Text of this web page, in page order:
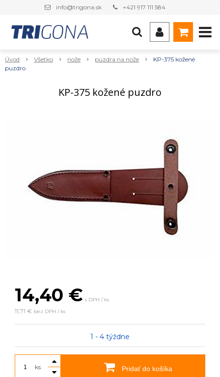
info@trigona.sk +421 917 111 584
Úvod Všetko nože puzdra na nože
KP-375 kožené
puzdro
KP-375 kožené puzdro
14,40 € s DPH / ks
11,71 € bez DPH / ks
1 - 4 týždne
ks Pridať do košíka